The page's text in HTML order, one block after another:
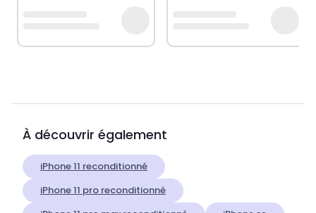
À découvrir également
iPhone 11 reconditionné
iPhone 11 pro reconditionné